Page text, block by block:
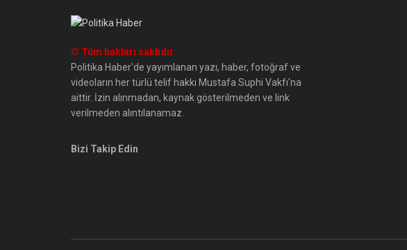
© Tüm hakları saklıdır
Politika Haber'de yayımlanan yazı, haber, fotoğraf ve
videoların her türlü telif hakkı Mustafa Suphi Vakfı'na
aittir. İzin alınmadan, kaynak gösterilmeden ve link
verilmeden alıntılanamaz.
Bizi Takip Edin